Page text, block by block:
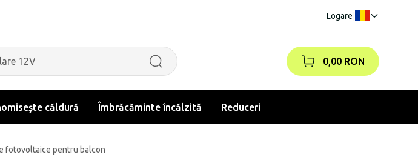
Logare
0,00 RON
căldură Îmbrăcăminte încălzită Reduceri
fotovoltaice pentru balcon